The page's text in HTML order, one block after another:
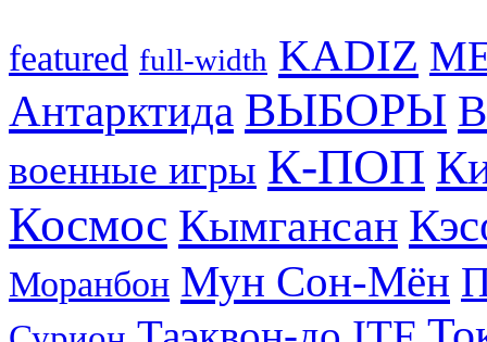
featured full-width KADIZ
Антарктида ВЫБОРЫ
военные игры К-ПОП
Космос Кымгансан
Моранбон Мун Сон-Мён